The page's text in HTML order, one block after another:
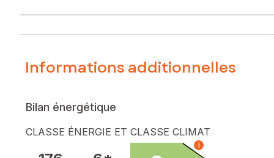
Informations additionnelles
Bilan énergétique
CLASSE ÉNERGIE ET CLASSE CLIMAT
i